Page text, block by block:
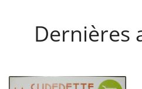
Dernières